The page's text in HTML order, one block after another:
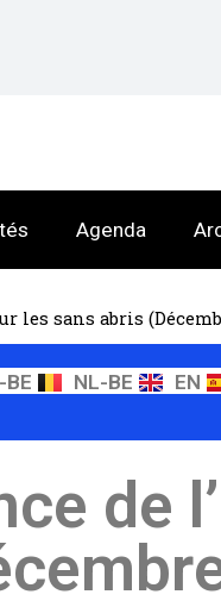
Agenda
les sans abris
BE NL-BE EN
de